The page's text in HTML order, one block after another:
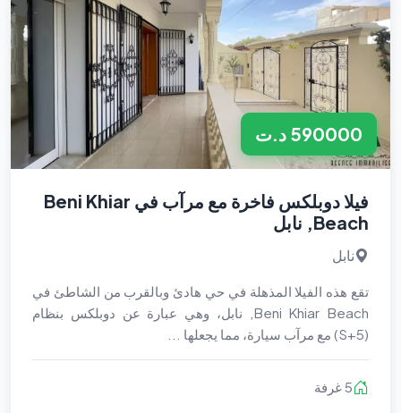
590000 د.ت
فيلا دوبلكس فاخرة مع مرآب في Beni Khiar
Beach, نابل
نابل
تقع هذه الفيلا المذهلة في حي هادئ وبالقرب من الشاطئ في
Beni Khiar Beach, نابل، وهي عبارة عن دوبلكس بنظام
(S+5) مع مرآب سيارة، مما يجعلها ...
5 غرفة